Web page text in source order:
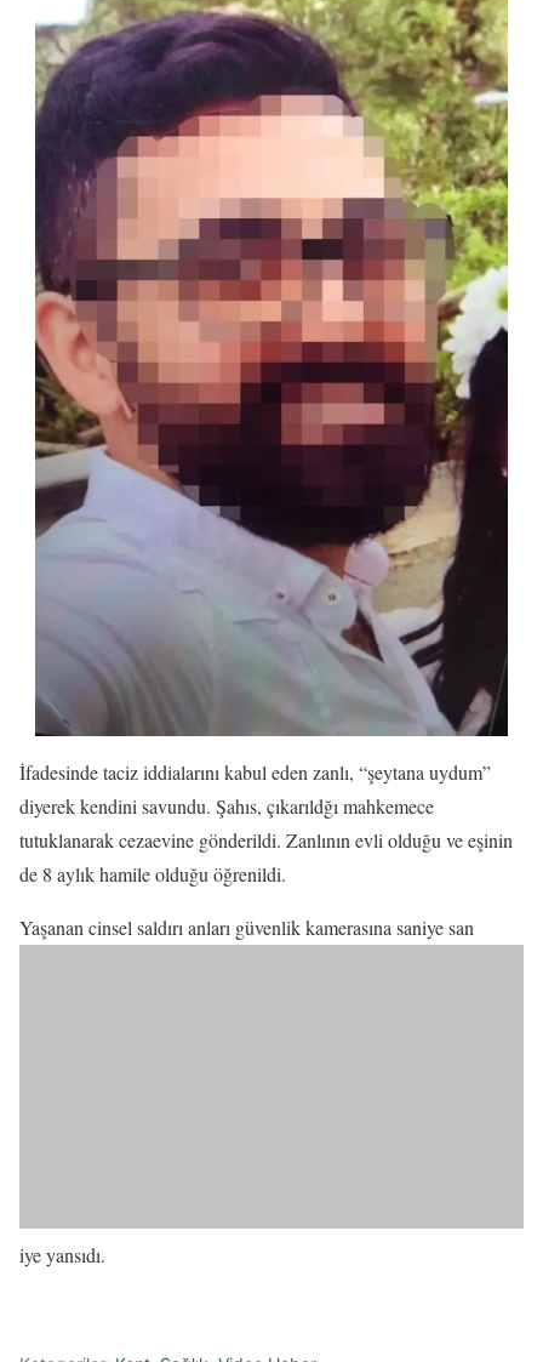
İfadesinde taciz iddialarını kabul eden zanlı, “şeytana uydum”
diyerek kendini savundu. Şahıs, çıkarıldğı mahkemece
tutuklanarak cezaevine gönderildi. Zanlının evli olduğu ve eşinin
de 8 aylık hamile olduğu öğrenildi.
Yaşanan cinsel saldırı anları güvenlik kamerasına saniye san
iye yansıdı.